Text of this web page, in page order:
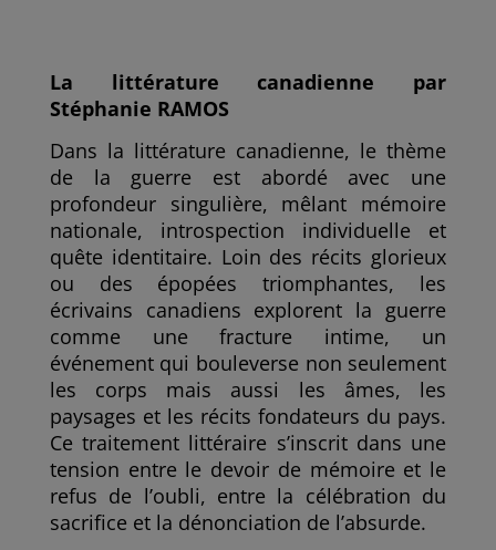
k n r
La littérature canadienne par
Stéphanie RAMOS
Dans la littérature canadienne, le thème
de la guerre est abordé avec une
profondeur singulière, mêlant mémoire
nationale, introspection individuelle et
quête identitaire. Loin des récits glorieux
ou des épopées triomphantes, les
écrivains canadiens explorent la guerre
comme une fracture intime, un
événement qui bouleverse non seulement
les corps mais aussi les âmes, les
paysages et les récits fondateurs du pays.
Ce traitement littéraire s’inscrit dans une
tension entre le devoir de mémoire et le
refus de l’oubli, entre la célébration du
sacrifice et la dénonciation de l’absurde.